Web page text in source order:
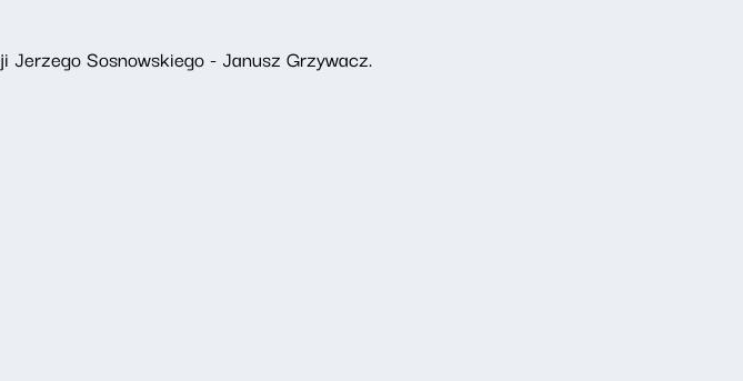
Jerzego Sosnowskiego - Janusz Grzywacz.